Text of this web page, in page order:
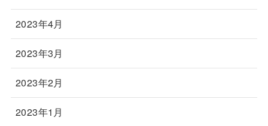
2023年4月
2023年3月
2023年2月
2023年1月